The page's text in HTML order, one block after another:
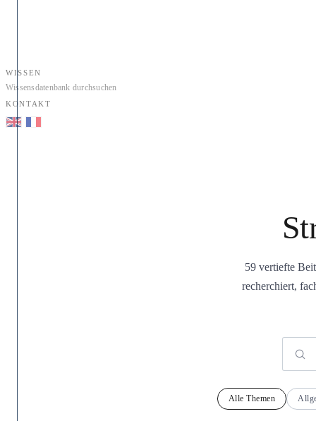
WISSEN
Wissensdatenbank durchsuchen
KONTAKT
59 vertiefte
recherchiert,
Alle Themen